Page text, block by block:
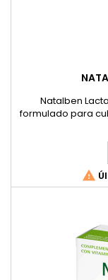
Natalben
formulado para
madre a lo
